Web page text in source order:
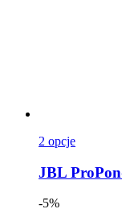
2 opcje
JBL
-5%